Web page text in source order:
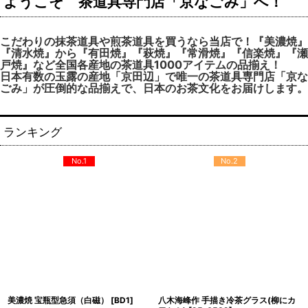
こだわりの抹茶道具や煎茶道具を買うなら当店で！『美濃焼』
『清水焼』から『有田焼』『萩焼』『常滑焼』『信楽焼』『瀬
戸焼』など全国各産地の茶道具1000アイテムの品揃え！
日本有数の玉露の産地「京田辺」で唯一の茶道具専門店「京な
ごみ」が圧倒的な品揃えで、日本のお茶文化をお届けします。
ランキング
No.1
美濃焼 宝瓶型急須（白磁） [BD1]
No.2
八木海峰作 手描き冷茶グラス(柳にカ